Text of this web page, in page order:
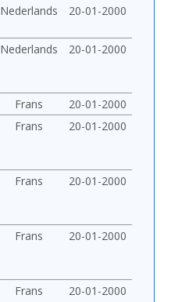
Nederlands 20-01-2000
Nederlands 20-01-2000
Frans
20-01-2000
Frans 20-01-2000
Frans 20-01-2000
Frans 20-01-2000
Frans 20-01-2000